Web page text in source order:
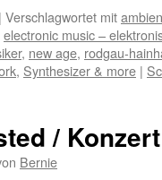
| Verschlagwortet mit
electronic music –
, new age, rodgau-
, Synthesizer & more |
/
Bernie